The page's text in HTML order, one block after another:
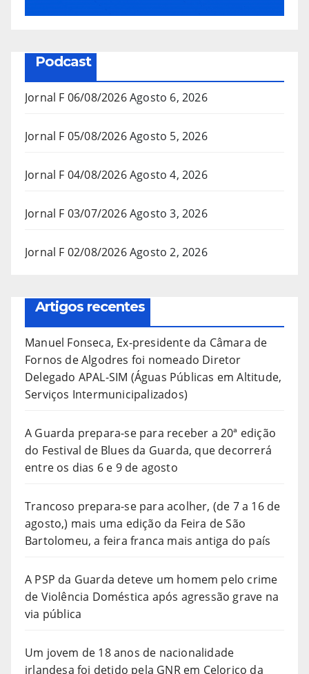
Podcast
Jornal F 06/08/2026Agosto 6, 2026
Jornal F 05/08/2026Agosto 5, 2026
Jornal F 04/08/2026Agosto 4, 2026
Jornal F 03/07/2026Agosto 3, 2026
Jornal F 02/08/2026Agosto 2, 2026
Artigos recentes
Manuel Fonseca, Ex-presidente da Câmara de
Fornos de Algodres foi nomeado Diretor
Delegado APAL-SIM (Águas Públicas em Altitude,
Serviços Intermunicipalizados)
A Guarda prepara-se para receber a 20ª edição
do Festival de Blues da Guarda, que decorrerá
entre os dias 6 e 9 de agosto
Trancoso prepara-se para acolher, (de 7 a 16 de
agosto,) mais uma edição da Feira de São
Bartolomeu, a feira franca mais antiga do país
A PSP da Guarda deteve um homem pelo crime
de Violência Doméstica após agressão grave na
via pública
Um jovem de 18 anos de nacionalidade
irlandesa foi detido pela GNR em Celorico da